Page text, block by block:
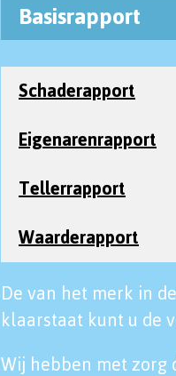
Basisrapport
Schaderapport
Eigenarenrapport
Tellerrapport
Waarderapport
De van het merk in
klaarstaat kunt u de
Wij hebben met zorg